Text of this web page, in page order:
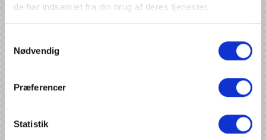
de har indsamlet fra din brug af deres tjenester.
Nødvendig
Præferencer
Statistik
problemstillinger løses kompetent og professionelt. Vi ønsker at
Værdier
Vi er styret af vore kunders ønsker og behov.